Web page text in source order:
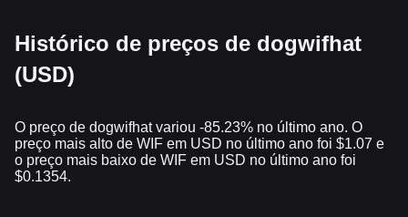
Histórico de preços de dogwifhat
(USD)
O preço de dogwifhat variou -85.23% no último ano. O
preço mais alto de WIF em USD no último ano foi $1.07 e
o preço mais baixo de WIF em USD no último ano foi
$0.1354.